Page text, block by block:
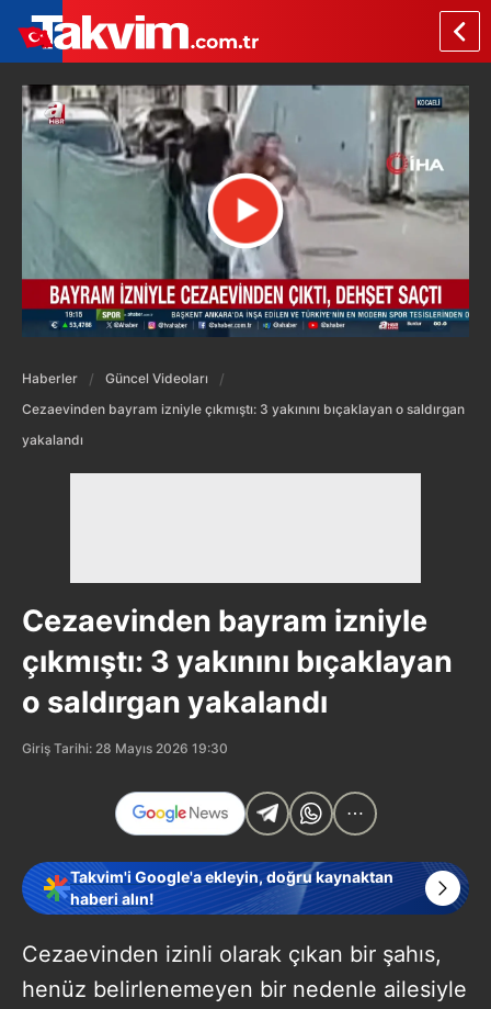
Haberler
Güncel Videoları
Cezaevinden bayram izniyle çıkmıştı: 3 yakınını bıçaklayan o saldırgan
yakalandı
Cezaevinden bayram izniyle
çıkmıştı: 3 yakınını bıçaklayan
o saldırgan yakalandı
Giriş Tarihi: 28 Mayıs 2026 19:30
Takvim'i Google'a ekleyin, doğru kaynaktan
haberi alın!
Cezaevinden izinli olarak çıkan bir şahıs,
henüz belirlenemeyen bir nedenle ailesiyle